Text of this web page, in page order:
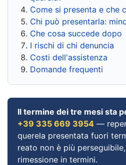
Come si presenta e che
Chi può presentarla:
Che cosa succede dopo
I rischi di chi denuncia
Costi dell'assistenza
Domande frequenti
Il termine dei tre mesi sta
+39 335 669 3954 —
querela presentata fuori
reato non è più
rimessione in termini.